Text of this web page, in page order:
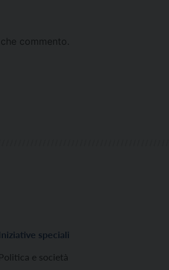
commento.
Iniziative speciali
Politica e società